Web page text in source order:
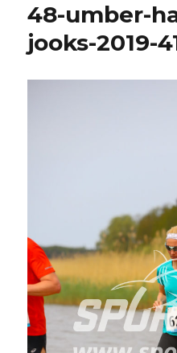
48-umber-
jooks-2019-